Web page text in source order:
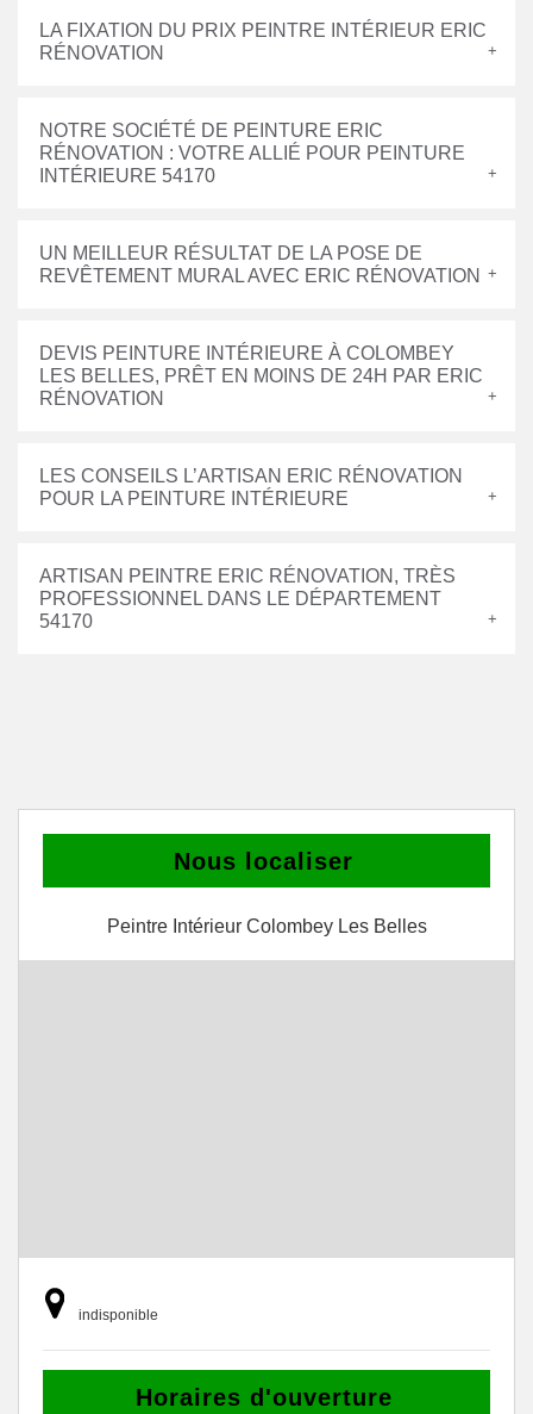
LA FIXATION DU PRIX PEINTRE INTÉRIEUR ERIC
RÉNOVATION
NOTRE SOCIÉTÉ DE PEINTURE ERIC
RÉNOVATION : VOTRE ALLIÉ POUR PEINTURE
INTÉRIEURE 54170
UN MEILLEUR RÉSULTAT DE LA POSE DE
REVÊTEMENT MURAL AVEC ERIC RÉNOVATION
DEVIS PEINTURE INTÉRIEURE À COLOMBEY
LES BELLES, PRÊT EN MOINS DE 24H PAR ERIC
RÉNOVATION
LES CONSEILS L’ARTISAN ERIC RÉNOVATION
POUR LA PEINTURE INTÉRIEURE
ARTISAN PEINTRE ERIC RÉNOVATION, TRÈS
PROFESSIONNEL DANS LE DÉPARTEMENT
54170
Nous localiser
Peintre Intérieur Colombey Les Belles
indisponible
Horaires d'ouverture